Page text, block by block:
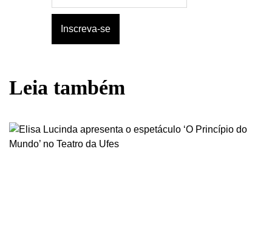
Leia também